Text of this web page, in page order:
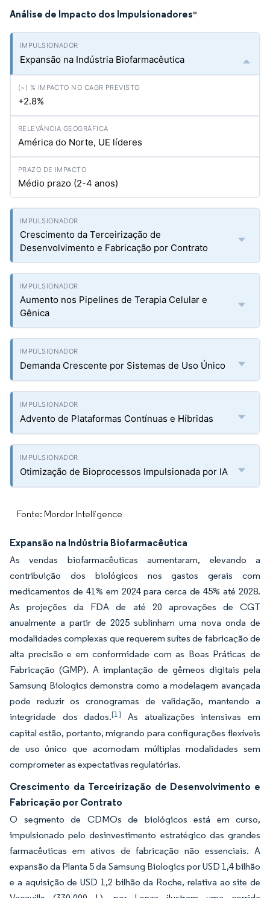
Análise de Impacto dos Impulsionadores*
Expansão na Indústria Biofarmacêutica
+2.8%
América do Norte, UE líderes
Médio prazo (2-4 anos)
Crescimento da Terceirização de
Desenvolvimento e Fabricação por Contrato
Aumento nos Pipelines de Terapia Celular e
Gênica
Demanda Crescente por Sistemas de Uso Único
Advento de Plataformas Contínuas e Híbridas
Otimização de Bioprocessos Impulsionada por IA
Fonte: Mordor Intelligence
Expansão na Indústria Biofarmacêutica
As vendas biofarmacêuticas aumentaram, elevando a
contribuição dos biológicos nos gastos gerais com
medicamentos de 41% em 2024 para cerca de 45% até 2028.
As projeções da FDA de até 20 aprovações de CGT
anualmente a partir de 2025 sublinham uma nova onda de
modalidades complexas que requerem suítes de fabricação de
alta precisão e em conformidade com as Boas Práticas de
Fabricação (GMP). A implantação de gêmeos digitais pela
Samsung Biologics demonstra como a modelagem avançada
pode reduzir os cronogramas de validação, mantendo a
integridade dos dados.[1]
As atualizações intensivas em
capital estão, portanto, migrando para configurações flexíveis
de uso único que acomodam múltiplas modalidades sem
comprometer as expectativas regulatórias.
Crescimento da Terceirização de Desenvolvimento e
Fabricação por Contrato
O segmento de CDMOs de biológicos está em curso,
impulsionado pelo desinvestimento estratégico das grandes
farmacêuticas em ativos de fabricação não essenciais. A
expansão da Planta 5 da Samsung Biologics por USD 1,4 bilhão
e a aquisição de USD 1,2 bilhão da Roche, relativa ao site de